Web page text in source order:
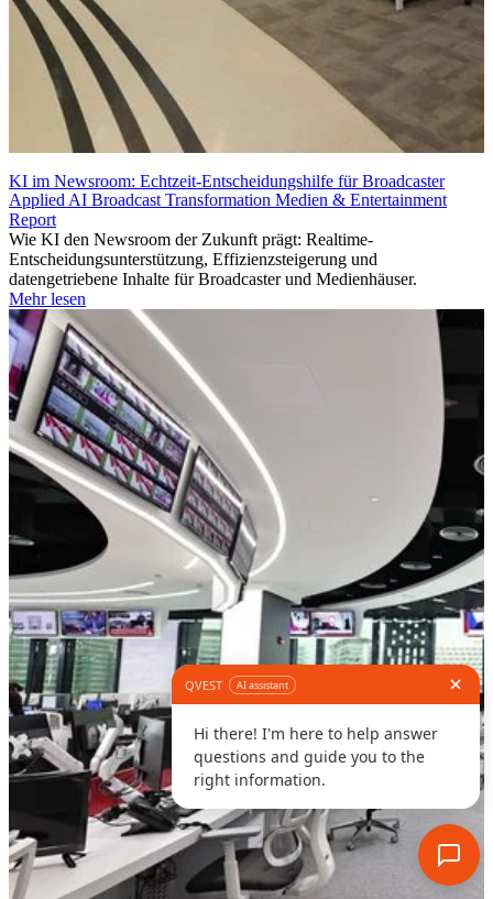
KI im Newsroom: Echtzeit-Entscheidungshilfe für Broadcaster
Applied AI Broadcast Transformation Medien & Entertainment
Report
Wie KI den Newsroom der Zukunft prägt: Realtime-
Entscheidungsunterstützung, Effizienzsteigerung und
datengetriebene Inhalte für Broadcaster und Medienhäuser.
Mehr lesen